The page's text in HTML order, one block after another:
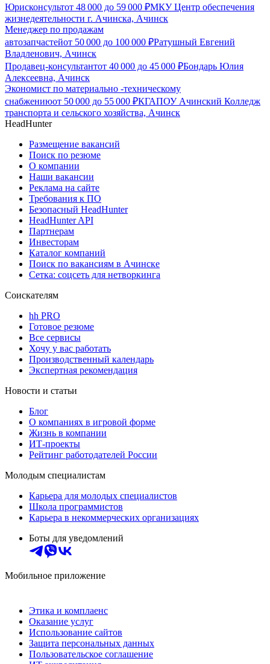
Юрисконсультот 48 000 до 59 000 ₽МКУ Центр обеспечения
жизнедеятельности г. Ачинска, Ачинск
Менеджер по продажам
автозапчастейот 50 000 до 100 000 ₽Ратушный Евгений
Владленович, Ачинск
Продавец-консультантот 40 000 до 45 000 ₽Бондарь Юлия
Алексеевна, Ачинск
Экономист по материально -техническому
снабжениюот 50 000 до 55 000 ₽КГАПОУ Ачинский Колледж
транспорта и сельского хозяйства, Ачинск
HeadHunter
Размещение вакансий
Поиск по резюме
О компании
Наши вакансии
Реклама на сайте
Требования к ПО
Безопасный HeadHunter
HeadHunter API
Партнерам
Инвесторам
Каталог компаний
Поиск по вакансиям в Ачинске
Сетка: соцсеть для нетворкинга
Соискателям
hh PRO
Готовое резюме
Все сервисы
Хочу у вас работать
Производственный календарь
Экспертная рекомендация
Новости и статьи
Блог
О компаниях в игровой форме
Жизнь в компании
ИТ-проекты
Рейтинг работодателей России
Молодым специалистам
Карьера для молодых специалистов
Школа программистов
Карьера в некоммерческих организациях
Боты для уведомлений
Мобильное приложение
Этика и комплаенс
Оказание услуг
Использование сайтов
Защита персональных данных
Пользовательское соглашение